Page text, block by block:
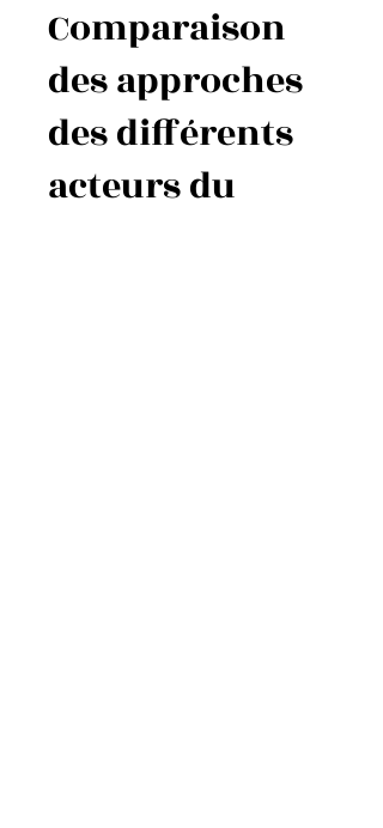
Comparaison
des approches
des différents
acteurs du